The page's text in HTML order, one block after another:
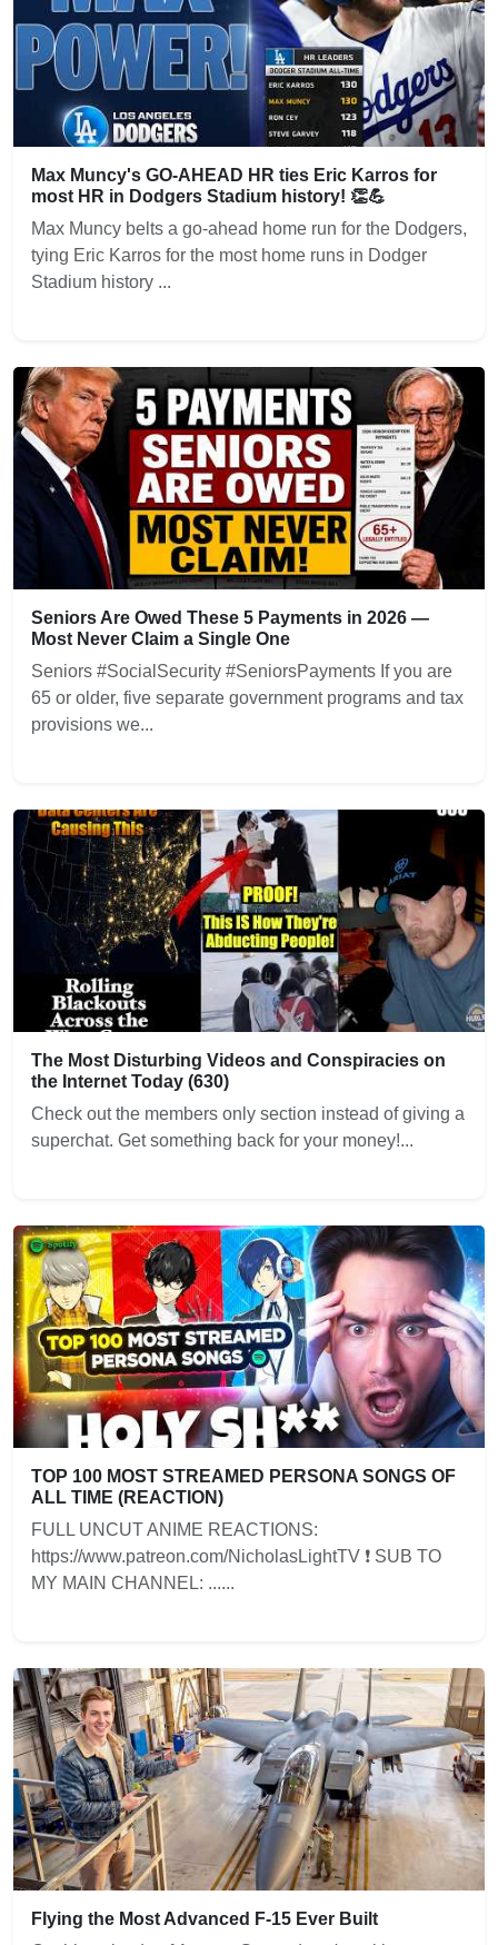
Max Muncy's GO-AHEAD HR ties Eric Karros for
most HR in Dodgers Stadium history! 👏💪
Max Muncy belts a go-ahead home run for the Dodgers,
tying Eric Karros for the most home runs in Dodger
Stadium history ...
Seniors Are Owed These 5 Payments in 2026 —
Most Never Claim a Single One
Seniors #SocialSecurity #SeniorsPayments If you are
65 or older, five separate government programs and tax
provisions we...
The Most Disturbing Videos and Conspiracies on
the Internet Today (630)
Check out the members only section instead of giving a
superchat. Get something back for your money!...
TOP 100 MOST STREAMED PERSONA SONGS OF
ALL TIME (REACTION)
FULL UNCUT ANIME REACTIONS:
https://www.patreon.com/NicholasLightTV ❗ SUB TO
MY MAIN CHANNEL: ......
Flying the Most Advanced F-15 Ever Built